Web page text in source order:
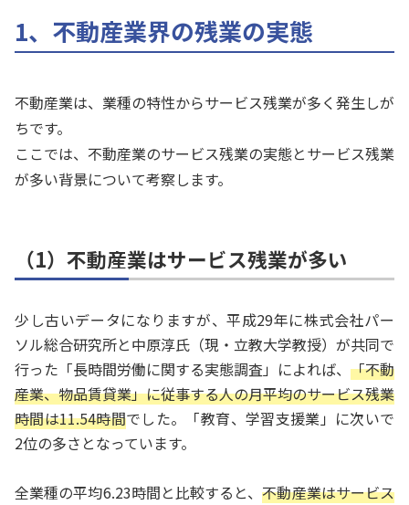
1、不動産業界の残業の実態
不動産業は、業種の特性からサービス残業が多く発生しが
ちです。
ここでは、不動産業のサービス残業の実態とサービス残業
が多い背景について考察します。
（1）不動産業はサービス残業が多い
少し古いデータになりますが、平成29年に株式会社パー
ソル総合研究所と中原淳氏（現・立教大学教授）が共同で
行った「長時間労働に関する実態調査」によれば、 「不動
産業、物品賃貸業」に従事する人の月平均のサービス残業
時間は11.54時間でした。「教育、学習支援業」に次いで
2位の多さとなっています。
全業種の平均6.23時間と比較すると、不動産業はサービス